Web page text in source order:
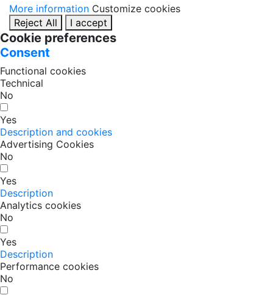
More information Customize cookies
Reject All
I accept
Cookie preferences
Consent
Functional cookies
Technical
No
Yes
Description and cookies
Advertising Cookies
No
Yes
Description
Analytics cookies
No
Yes
Description
Performance cookies
No